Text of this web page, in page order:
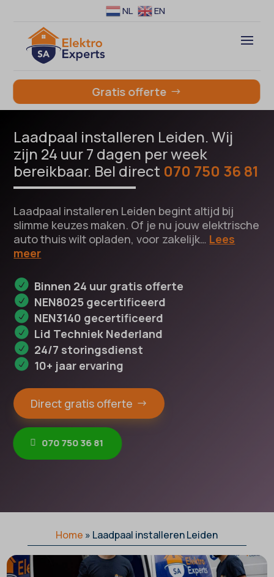
NL EN
Gratis offerte
Laadpaal installeren Leiden. Wij
zijn 24 uur 7 dagen per week
bereikbaar. Bel direct 070 750 36 81
Laadpaal installeren Leiden begint altijd bij
slimme keuzes maken. Of je nu jouw elektrische
auto thuis wilt opladen, voor zakelijk… Lees
meer
Binnen 24 uur gratis offerte
NEN8025 gecertificeerd
NEN3140 gecertificeerd
Lid Techniek Nederland
24/7 storingsdienst
10+ jaar ervaring
Direct gratis offerte
070 750 36 81
Home » Laadpaal installeren Leiden